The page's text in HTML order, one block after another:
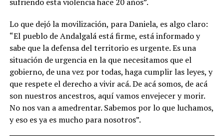
Lo que dejó la movilización, para Daniela, es algo claro:
“El pueblo de Andalgalá está firme, está informado y
sabe que la defensa del territorio es urgente. Es una
situación de urgencia en la que necesitamos que el
gobierno, de una vez por todas, haga cumplir las leyes, y
que respete el derecho a vivir acá. De acá somos, de acá
son nuestros ancestros, aquí vamos envejecer y morir.
No nos van a amedrentar. Sabemos por lo que luchamos,
y eso es ya es mucho para nosotros”.